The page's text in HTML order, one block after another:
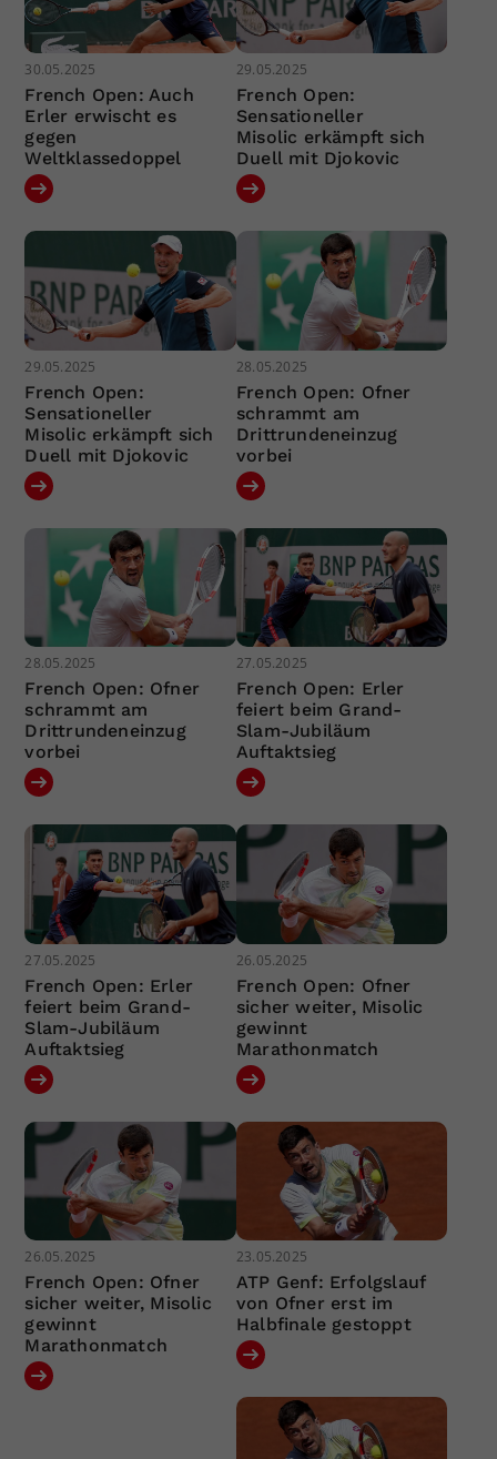
30.05.2025
French Open: Auch
Erler erwischt es
gegen
Weltklassedoppel
29.05.2025
French Open:
Sensationeller
Misolic erkämpft sich
Duell mit Djokovic
29.05.2025
French Open:
Sensationeller
Misolic erkämpft sich
Duell mit Djokovic
28.05.2025
French Open: Ofner
schrammt am
Drittrundeneinzug
vorbei
28.05.2025
French Open: Ofner
schrammt am
Drittrundeneinzug
vorbei
27.05.2025
French Open: Erler
feiert beim Grand-
Slam-Jubiläum
Auftaktsieg
27.05.2025
French Open: Erler
feiert beim Grand-
Slam-Jubiläum
Auftaktsieg
26.05.2025
French Open: Ofner
sicher weiter, Misolic
gewinnt
Marathonmatch
26.05.2025
French Open: Ofner
sicher weiter, Misolic
gewinnt
Marathonmatch
23.05.2025
ATP Genf: Erfolgslauf
von Ofner erst im
Halbfinale gestoppt